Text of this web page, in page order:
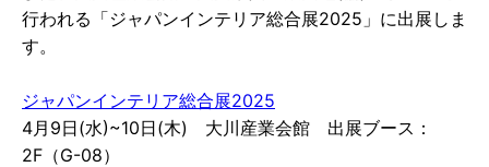
行われる「ジャパンインテリア総合展2025」に出展しま
す。
ジャパンインテリア総合展2025
4月9日(水)~10日(木) 大川産業会館 出展ブース：
2F（G-08）